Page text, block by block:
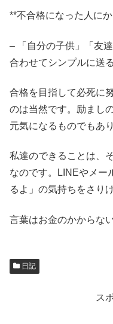
**不合格になった人に
– 「自分の子供」「友
合わせてシンプルに送
合格を目指して必死に
のは当然です。励まし
元気になるものでもあ
私達のできることは、
なのです。LINEやメー
るよ」の気持ちをさり
言葉はお金のかからな
日記
ス